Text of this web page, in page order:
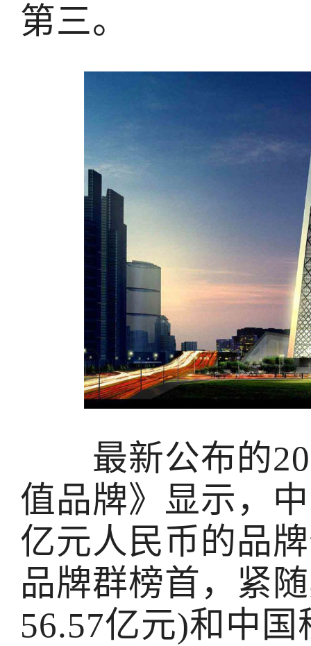
第三。
最新公布的
值品牌》显示，
亿元人民币的品
品牌群榜首，紧
56.57亿元)和中